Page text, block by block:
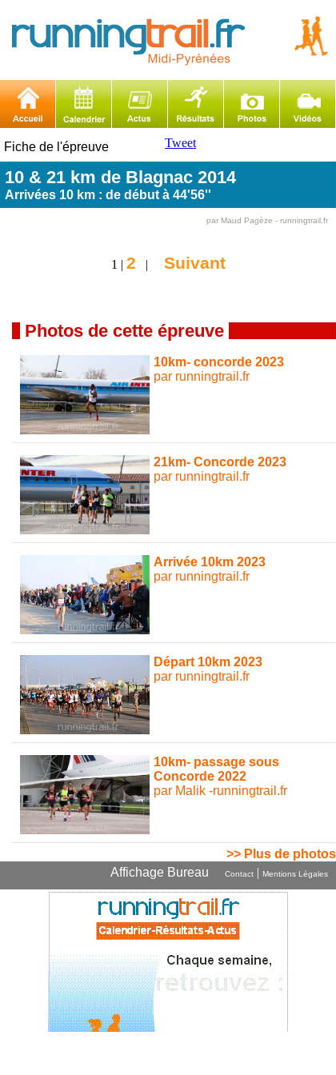
Fiche de l'épreuve Tweet
10 & 21 km de Blagnac 2014
Arrivées 10 km : de début à 44'56''
par Maud Pagèze - runningtrail.fr
1 | 2 | Suivant
Photos de cette épreuve
10km- concorde 2023
par runningtrail.fr
21km- Concorde 2023
par runningtrail.fr
Arrivée 10km 2023
par runningtrail.fr
Départ 10km 2023
par runningtrail.fr
10km- passage sous
Concorde 2022
par Malik -runningtrail.fr
>> Plus de photos
Affichage Bureau
Contact | Mentions Légales